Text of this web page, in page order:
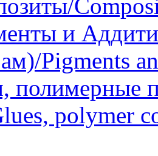
и
Pigments
polymer